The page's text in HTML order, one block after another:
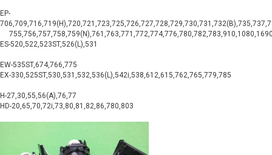
EP-
ES-520,522,523ST,526(L),531
EW-535ST,674,766,775
EX-330,525ST,530,531,532,536(L),542i,538,612,615,762,765,779,785
H-27,30,55,56(A),76,77
HD-20,65,70,72i,73,80,81,82,86,780,803